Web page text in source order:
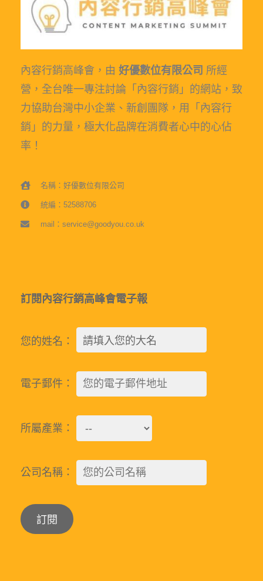
內容行銷高峰會，由 好優數位有限公司 所經
營，全台唯一專注討論「內容行銷」的網站，致
力協助台灣中小企業、新創團隊，用「內容行
銷」的力量，極大化品牌在消費者心中的心佔
率！
名稱：好優數位有限公司
統編：52588706
mail：service@goodyou.co.uk
訂閱內容行銷高峰會電子報
您的姓名：
電子郵件：
所屬產業：
公司名稱：